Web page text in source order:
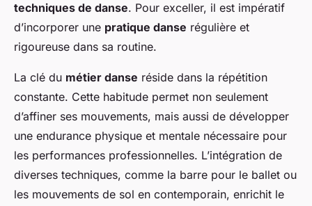
techniques de danse. Pour exceller, il est impératif
d’incorporer une pratique danse régulière et
rigoureuse dans sa routine.
La clé du métier danse réside dans la répétition
constante. Cette habitude permet non seulement
d’affiner ses mouvements, mais aussi de développer
une endurance physique et mentale nécessaire pour
les performances professionnelles. L’intégration de
diverses techniques, comme la barre pour le ballet ou
les mouvements de sol en contemporain, enrichit le